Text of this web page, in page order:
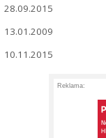
28.09.2015
13.01.2009
10.11.2015
Reklama: